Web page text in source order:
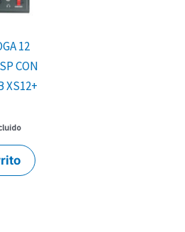
12
CON
XS12+